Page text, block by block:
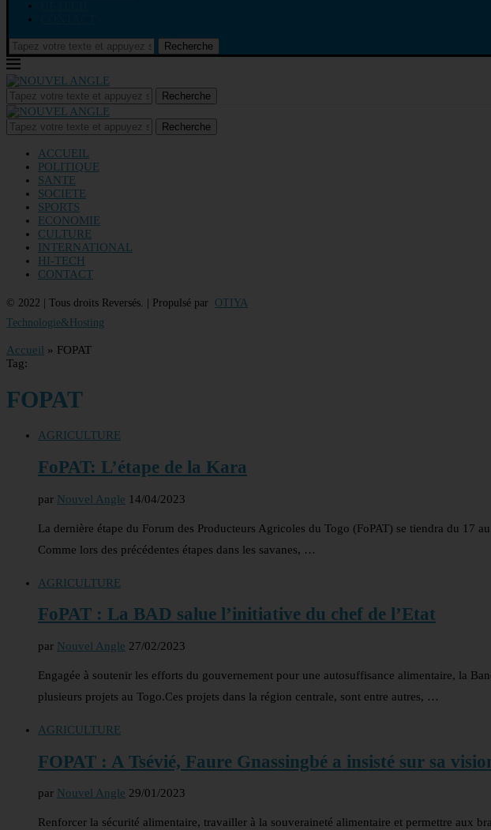
Recherche
Recherche
Recherche
ACCUEIL
POLITIQUE
SANTE
SOCIETE
SPORTS
ECONOMIE
CULTURE
INTERNATIONAL
HI-TECH
CONTACT
© 2022 | Tous droits Reversés. | Propulsé par OTIYA
Technologie&Hosting
Accueil » FOPAT
Tag:
FOPAT
AGRICULTURE
FoPAT: L’étape de la Kara
par Nouvel Angle 14/04/2023
La dernière étape du Forum des Producteurs Agricoles du Togo (FoPAT) se tiendra du 17
Comme lors des précédentes étapes dans les savanes, …
AGRICULTURE
FoPAT : La BAD salue l’initiative du chef de l’Etat
par Nouvel Angle 27/02/2023
Engagée à soutenir les efforts du gouvernement pour une autosuffisance alimentaire, la
plusieurs projets au Togo.Ces projets dans la région centrale, sont entre autres, …
AGRICULTURE
FOPAT : A Tsévié, Faure Gnassingbé a insisté sur sa
par Nouvel Angle 29/01/2023
Renforcer la sécurité alimentaire, travailler à la souveraineté alimentaire et permettre aux